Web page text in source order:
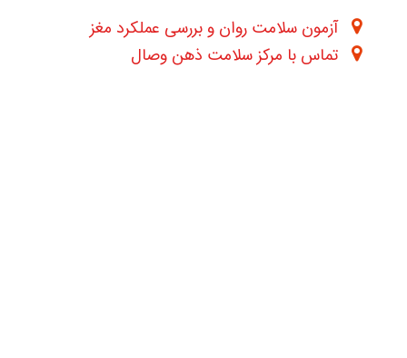
آزمون سلامت روان و بررسی عملکرد مغز
تماس با مرکز سلامت ذهن وصال